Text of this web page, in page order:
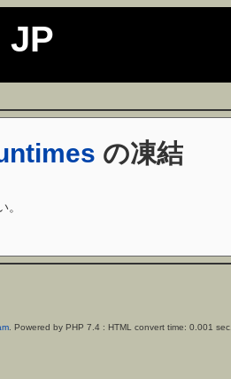
JP
の凍結
。
. Powered by PHP 7.4 : HTML convert time: 0.001 sec.